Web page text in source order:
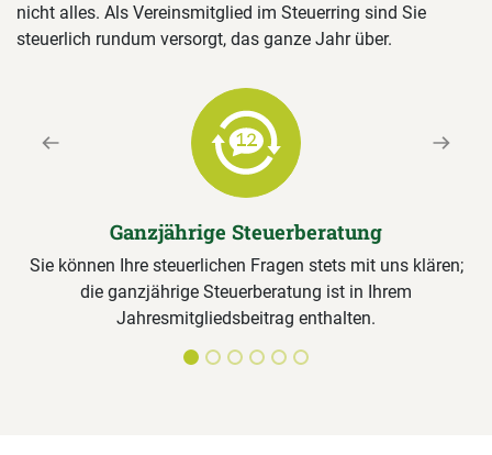
nicht alles. Als Vereinsmitglied im Steuerring sind Sie
steuerlich rundum versorgt, das ganze Jahr über.
Ganzjährige Steuerberatung
Sie können Ihre steuerlichen Fragen stets mit uns klären;
die ganzjährige Steuerberatung ist in Ihrem
Jahresmitgliedsbeitrag enthalten.
Previous Next